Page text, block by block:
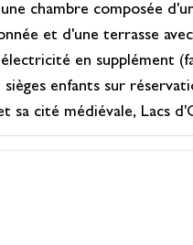
chambre composée
et d'une terrasse
en supplément
enfants sur
sa cité médiévale, Lacs